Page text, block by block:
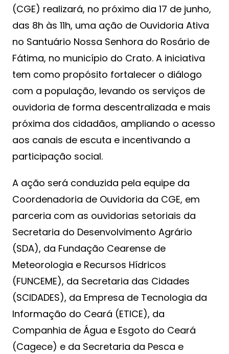
(CGE) realizará, no próximo dia 17 de junho,
das 8h às 11h, uma ação de Ouvidoria Ativa
no Santuário Nossa Senhora do Rosário de
Fátima, no município do Crato. A iniciativa
tem como propósito fortalecer o diálogo
com a população, levando os serviços de
ouvidoria de forma descentralizada e mais
próxima dos cidadãos, ampliando o acesso
aos canais de escuta e incentivando a
participação social.
A ação será conduzida pela equipe da
Coordenadoria de Ouvidoria da CGE, em
parceria com as ouvidorias setoriais da
Secretaria do Desenvolvimento Agrário
(SDA), da Fundação Cearense de
Meteorologia e Recursos Hídricos
(FUNCEME), da Secretaria das Cidades
(SCIDADES), da Empresa de Tecnologia da
Informação do Ceará (ETICE), da
Companhia de Água e Esgoto do Ceará
(Cagece) e da Secretaria da Pesca e